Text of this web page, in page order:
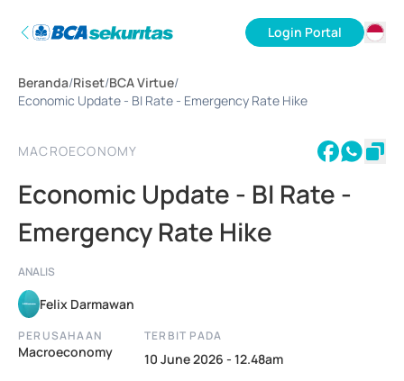
Login Portal
Beranda/Riset/BCA Virtue/
Economic Update - BI Rate - Emergency Rate Hike
MACROECONOMY
Economic Update - BI Rate -
Emergency Rate Hike
ANALIS
Felix Darmawan
PERUSAHAAN
Macroeconomy
TERBIT PADA
10 June 2026 - 12.48am